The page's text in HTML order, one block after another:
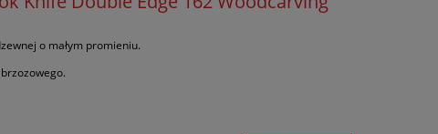
o małym promieniu.